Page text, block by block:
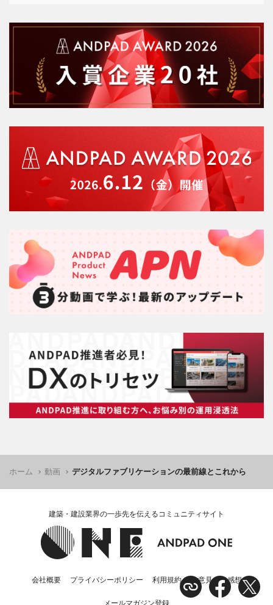
ホーム 動画 デジタルファブリケーションの最前線とこれから
建築・建設業界の一歩先を伝えるコミュニティサイト
会社概要 プライバシーポリシー 利用規約 ご意見・ご感想
メールマガジン登録